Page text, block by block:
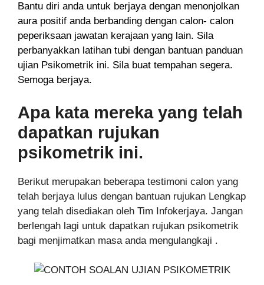
Bantu diri anda untuk berjaya dengan menonjolkan
aura positif anda berbanding dengan calon- calon
peperiksaan jawatan kerajaan yang lain. Sila
perbanyakkan latihan tubi dengan bantuan panduan
ujian Psikometrik ini. Sila buat tempahan segera.
Semoga berjaya.
Apa kata mereka yang telah
dapatkan rujukan
psikometrik ini.
Berikut merupakan beberapa testimoni calon yang
telah berjaya lulus dengan bantuan rujukan Lengkap
yang telah disediakan oleh Tim Infokerjaya. Jangan
berlengah lagi untuk dapatkan rujukan psikometrik
bagi menjimatkan masa anda mengulangkaji .